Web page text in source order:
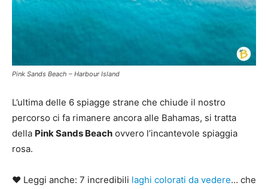
Pink Sands Beach – Harbour Island
L’ultima delle 6 spiagge strane che chiude il nostro
percorso ci fa rimanere ancora alle Bahamas, si tratta
della Pink Sands Beach ovvero l’incantevole spiaggia
rosa.
♥ Leggi anche: 7 incredibili laghi colorati da vedere… che